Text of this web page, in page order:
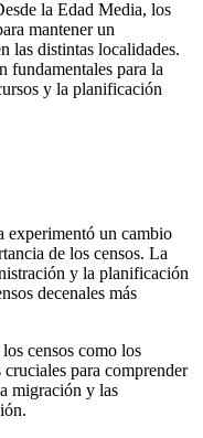
la Edad Media, los
mantener un
las distintas localidades.
fundamentales para la
y la planificación
experimentó un cambio
de los censos. La
y la planificación
decenales más
censos como los
para comprender
migración y las